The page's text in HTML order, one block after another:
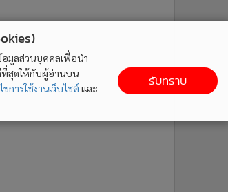
อมูลส่วนบุคคลเพื่อนำ
สุดให้กับผู้อ่านบน
ขการใช้งานเว็บไซต์ และ
รับทราบ